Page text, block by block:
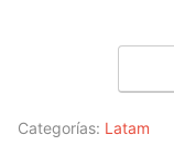
Categorías: Latam